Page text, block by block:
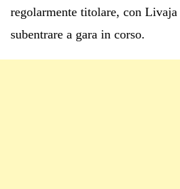
regolarmente titolare, con
subentrare a gara in corso.